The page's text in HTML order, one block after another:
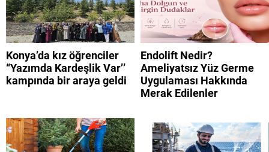
Konya’da kız öğrenciler
“Yazımda Kardeşlik Var’’
kampında bir araya geldi
Endolift Nedir?
Ameliyatsız Yüz Germe
Uygulaması Hakkında
Merak Edilenler